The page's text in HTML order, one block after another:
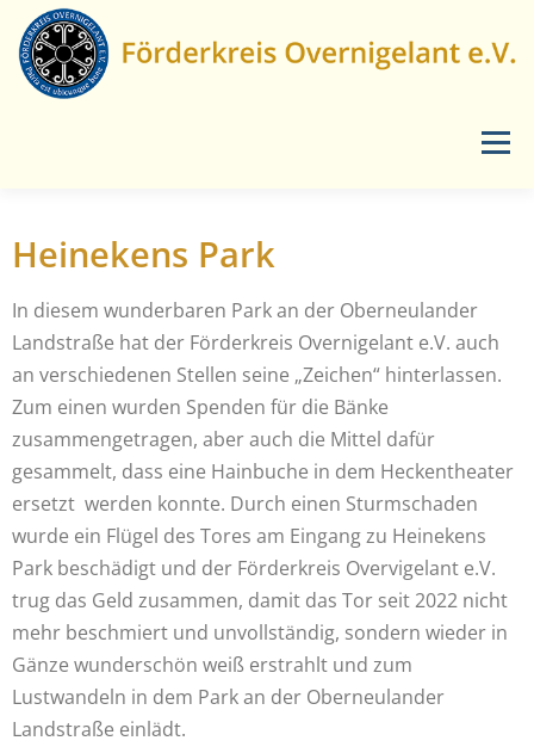
Menü
VERANSTALTUNGEN ÜBER UNS MEDIEN
KONTAKT
Heinekens Park
In diesem wunderbaren Park an der Oberneulander
Landstraße hat der Förderkreis Overnigelant e.V. auch
an verschiedenen Stellen seine „Zeichen“ hinterlassen.
Zum einen wurden Spenden für die Bänke
zusammengetragen, aber auch die Mittel dafür
gesammelt, dass eine Hainbuche in dem Heckentheater
ersetzt werden konnte. Durch einen Sturmschaden
wurde ein Flügel des Tores am Eingang zu Heinekens
Park beschädigt und der Förderkreis Overvigelant e.V.
trug das Geld zusammen, damit das Tor seit 2022 nicht
mehr beschmiert und unvollständig, sondern wieder in
Gänze wunderschön weiß erstrahlt und zum
Lustwandeln in dem Park an der Oberneulander
Landstraße einlädt.